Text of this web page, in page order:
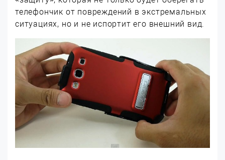
телефончик от повреждений в экстремальных
ситуациях, но и не испортит его внешний вид.